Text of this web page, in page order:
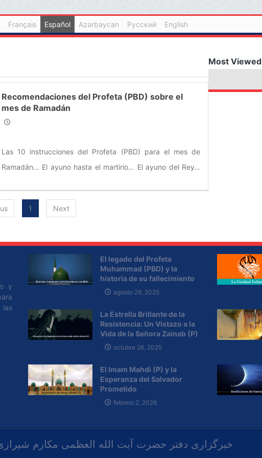
Français Español Azərbaycan Русский English
Recomendaciones del Profeta (PBD) sobre el
mes de Ramadán
Las 10 instrucciones del Profeta (PBD) para el mes de
Ramadán… El ayuno hasta el martirio… El ayuno del Rey…
1 Next
Most Viewed
y
las
El legado del Profeta
Muhammad (PBD) y la
historia de su fallecimiento
agosto 29, 2025
La Estrella Brillante de la
Resistencia: Un Vistazo a la
Vida de la Señora Zainab (P)
octubre 26, 2025
El Imam Mahdi (P) y la
Esperanza del Salvador
Prometido
febrero 2, 2026
خبرگزاری دفتر حضرت آیت الله العظمی مکارم